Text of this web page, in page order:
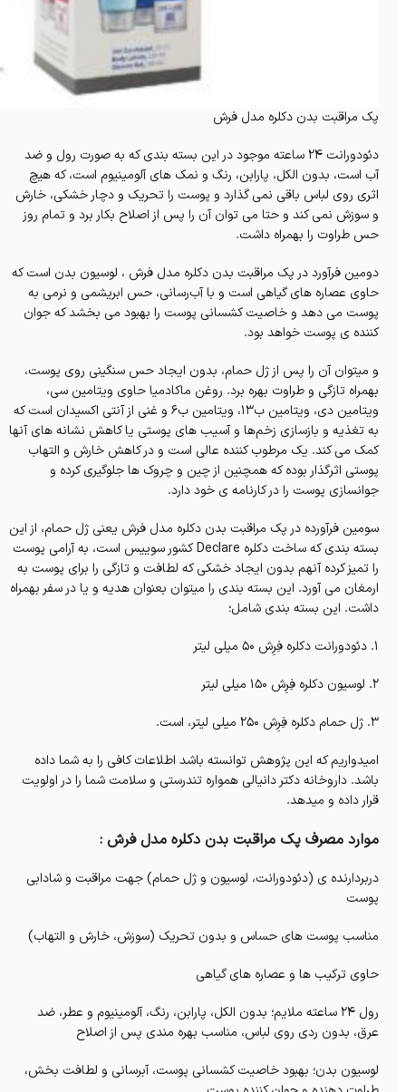
پک مراقبت بدن دکلره مدل فرش
دئودورانت ۲۴ ساعته موجود در این بسته بندی که به صورت رول و ضد
آب است، بدون الکل، پارابن، رنگ و نمک های آلومینیوم است، که هیچ
اثری روی لباس باقی نمی گذارد و پوست را تحریک‌ و دچار خشکی، خارش
و سوزش نمی کند و حتا می توان آن را پس از اصلاح بکار برد و تمام روز
حس طراوت را بهمراه داشت.
دومین فرآورد در پک مراقبت بدن دکلره مدل فرش ، لوسیون بدن است که
حاوی عصاره های گیاهی است و با آب‌رسانی، حس ابریشمی و نرمی به
پوست می دهد و خاصیت کشسانی پوست را بهبود می بخشد که جوان
کننده ی پوست خواهد بود.
و میتوان آن را پس از ژل حمام، بدون ایجاد حس سنگینی روی پوست،
بهمراه تازگی و طراوت بهره برد. روغن ماکادمیا حاوی ویتامین سی،
ویتامین دی، ویتامین ب۱۳، ویتامین ب۶ و غنی از آنتی اکسیدان است که
به تغذیه و بازسازی زخم‌ها و آسیب های پوستی یا کاهش نشانه های آنها
کمک می‌ کند. یک مرطوب‌ کننده عالی است و در کاهش خارش و التهاب
پوستی اثرگذار بوده که همچنین از چین و چروک ها جلوگیری کرده و
جوانسازی پوست را در کارنامه ی خود دارد.
سومین فرآورده در پک مراقبت بدن دکلره مدل فرش یعنی ژل حمام، از این
بسته بندی که ساخت دکلره Declare کشور سوییس است، به آرامی پوست
را تمیز کرده آنهم بدون ایجاد خشکی که لطافت و تازگی را برای پوست به
ارمغان می آورد. این بسته بندی را میتوان بعنوان هدیه و یا در سفر بهمراه
داشت. این بسته بندی شامل؛
۱. دئودورانت دکلره فِرِش ۵۰ میلی لیتر
۲. لوسیون دکلره فِرِش ۱۵۰ میلی لیتر
۳. ژل حمام دکلره فِرِش ۲۵۰ میلی لیتر، است.
امیدواریم که این پژوهش توانسته باشد اطلاعات کافی را به شما داده
باشد. داروخانه دکتر دانیالی همواره تندرستی و سلامت شما را در اولویت
قرار داده و میدهد.
موارد مصرف پک مراقبت بدن دکلره مدل فرش :
دربردارنده ی (دئودورانت، لوسیون و ژل حمام) جهت مراقبت و شادابی
پوست
مناسب پوست های حساس و بدون تحریک (سوزش، خارش و التهاب)
حاوی ترکیب ها و عصاره های گیاهی
رول ۲۴ ساعته ملایم؛ بدون الکل، پارابن، رنگ، آلومینیوم و عطر، ضد
عرق، بدون ردی روی لباس، مناسب بهره مندی پس از اصلاح
لوسیون بدن؛ بهبود خاصیت کشسانی پوست، آبرسانی و لطافت بخش،